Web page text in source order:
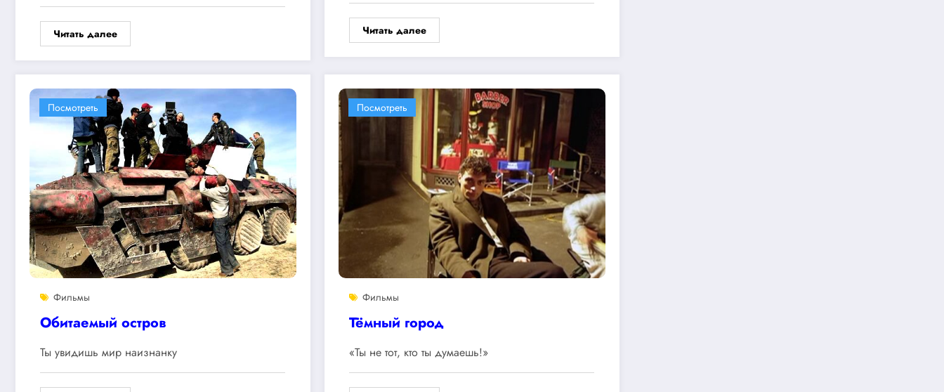
Читать далее Читать далее
Посмотреть
Фильмы
Обитаемый остров
Ты увидишь мир наизнанку
Посмотреть
Фильмы
Тёмный город
«Ты не тот, кто ты думаешь!»